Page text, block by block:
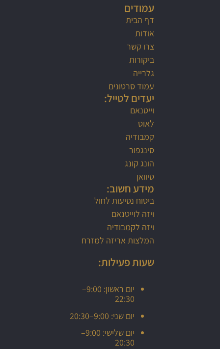
עמודים
דף הבית
אודות
צרו קשר
ביקורות
גלרייה
עמוד סרטונים
יעדים לטייל:
וייטנאם
לאוס
קמבודיה
סינגפור
הונג קונג
טיוואן
מידע חשוב:
ביטוח נסיעות לחול
ויזה לוייטנאם
ויזה לקמבודיה
המלצות אריזה למזרח
שעות פעילות:
יום ראשון: 9:00–
22:30
יום שני: 9:00–20:30
יום שלישי: 9:00–
20:30